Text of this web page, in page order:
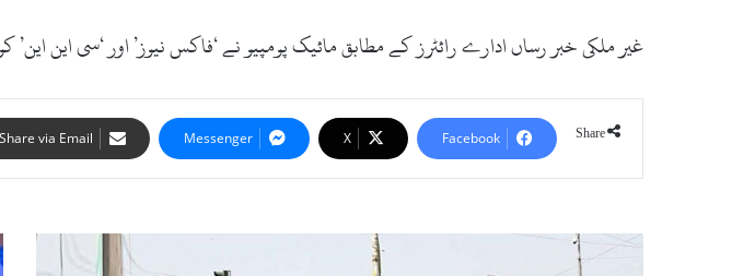
غیر ملکی خبر رساں ادارے رائٹرز کے مطابق مائیک پومپیو نے ‘فاکس نیوز’ اور ‘سی این
Share
Facebook
X
Messenger
Share via Email
ا